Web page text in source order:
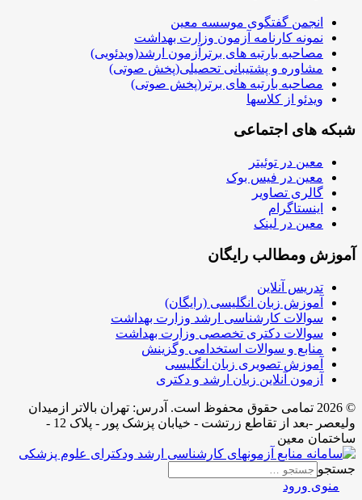
انجمن گفتگوی موسسه معین
نمونه کارنامه آزمون وزارت بهداشت
مصاحبه بارتبه های برترآزمون ارشد(ویدئویی)
مشاوره و پشتیبانی تحصیلی(پخش صوتی)
مصاحبه بارتبه های برتر(پخش صوتی)
ویدئو از کلاسها
شبکه های اجتماعی
معین در توئیتر
معین در فیس بوک
گالری تصاویر
اینستاگرام
معین در لینک
آموزش ومطالب رایگان
تدریس آنلاین
آموزش زبان انگلیسی (رایگان)
سوالات کارشناسی ارشد وزارت بهداشت
سوالات دکتری تخصصی وزارت بهداشت
منابع و سوالات استخدامی وگزینش
آموزش تصویری زبان انگلیسی
آزمون آنلاین زبان ارشد و دکتری
© 2026 تمامی حقوق محفوظ است. آدرس:‌ تهران بالاتر ازمیدان
ولیعصر -بعد از تقاطع زرتشت - خیابان پزشک پور - پلاک 12 -
ساختمان معین
جستجو
منوی ورود